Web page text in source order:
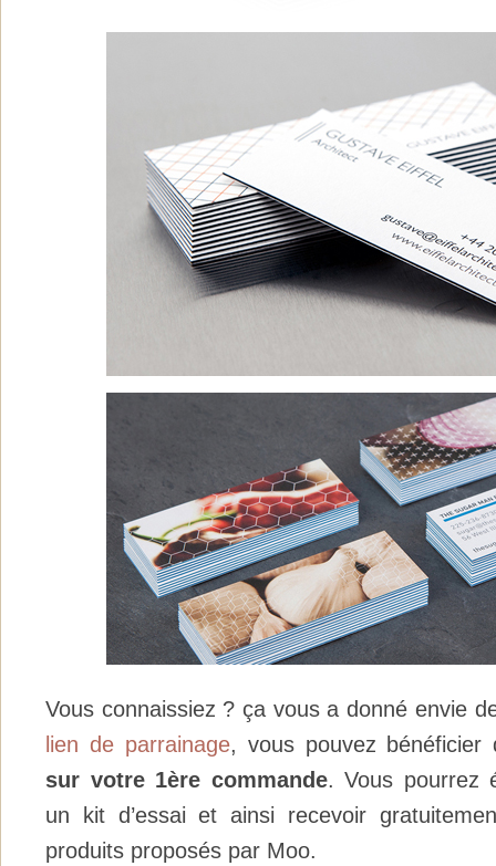
Vous connaissiez ? ça vous a donné envie
lien de parrainage, vous pouvez
sur votre 1ère commande. Vous pourrez
un kit d’essai et ainsi recevoir
produits proposés par Moo.